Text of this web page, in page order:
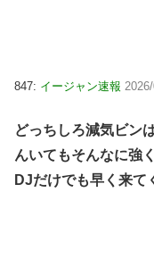
847: イージャン速報
どっちしろ減気ビン
んいてもそんなに強
DJだけでも早く来て